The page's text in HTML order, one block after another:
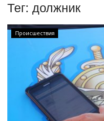
Обратная связь
ПАВЛОДАРСКАЯ ОБЛАСТЬ
КАЗАХСТАН
МИР
СПЕЦПРОЕКТЫ
Тег: должник
Происшествия